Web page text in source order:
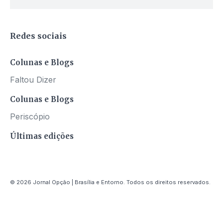
Redes sociais
Colunas e Blogs
Faltou Dizer
Colunas e Blogs
Periscópio
Últimas edições
© 2026 Jornal Opção | Brasília e Entorno. Todos os direitos reservados.